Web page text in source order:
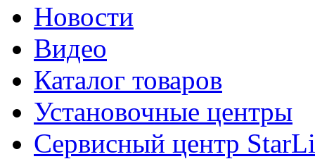
Новости
Видео
Каталог товаров
Установочные центры
Сервисный центр